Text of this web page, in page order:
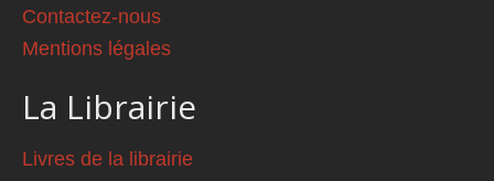
Contactez-nous
Mentions légales
La Librairie
Livres de la librairie